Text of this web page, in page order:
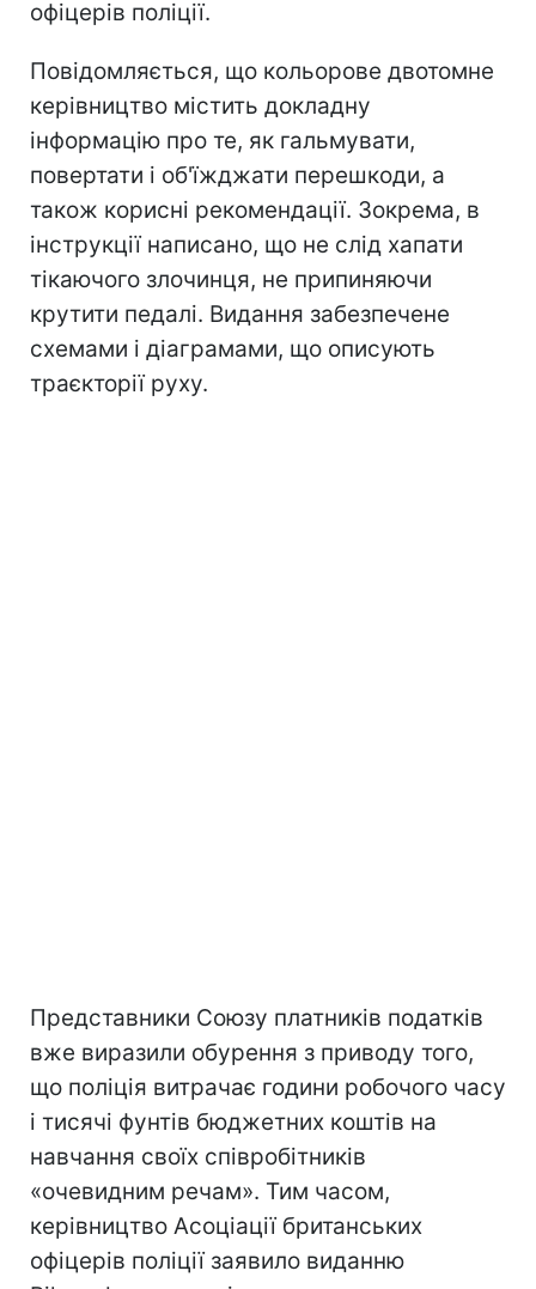
офіцерів поліції.
Повідомляється, що кольорове двотомне
керівництво містить докладну
інформацію про те, як гальмувати,
повертати і об'їжджати перешкоди, а
також корисні рекомендації. Зокрема, в
інструкції написано, що не слід хапати
тікаючого злочинця, не припиняючи
крутити педалі. Видання забезпечене
схемами і діаграмами, що описують
траєкторії руху.
Представники Союзу платників податків
вже виразили обурення з приводу того,
що поліція витрачає години робочого часу
і тисячі фунтів бюджетних коштів на
навчання своїх співробітників
«очевидним речам». Тим часом,
керівництво Асоціації британських
офіцерів поліції заявило виданню